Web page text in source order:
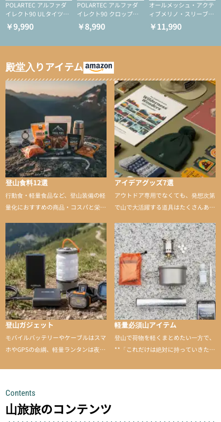
POLARTEC アルファダ
イレクト90 ULタイツ
（アクティブインサレー
ション/テント泊用パジ
￥9,990
POLARTEC アルファダ
イレクト90 クロップド
ULタイツ（アクティブ
インサレーション/テン
￥8,990
オールメッシュ・アクテ
ィブメリノ・スリーブレ
ス
￥11,990
殿堂入りアイテム
登山食料12選
行動食・軽量食品など、登山装備の軽
量化におすすめの商品・コスパと栄養
アイデアグッズ7選
アウトドア専用でなくても、発想次第
で山で大活躍する道具はたくさんあり
山に持ち込むと快適性や安心感をグッ
と引き上げてくれる――そんな意外性
のあるアイテムを紹介
登山ガジェット
モバイルバッテリーやケーブルはスマ
ホやGPSの命綱、軽量ランタンは夜間
して安全にしてくれます
軽量必須山アイテム
登山で荷物を軽くまとめたい一方で、
**「これだけは絶対に持っていきた
Contents
山旅旅のコンテンツ